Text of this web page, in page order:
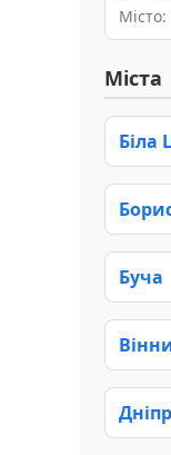
Міста
Біла
Буча